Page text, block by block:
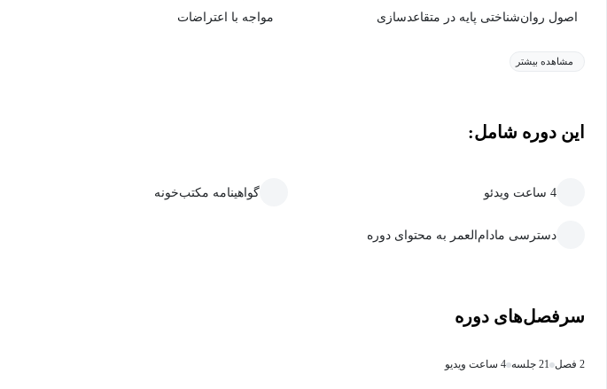
اصول روان‌شناختی پایه در متقاعدسازی
مواجه با اعتراضات
مشاهده بیشتر
این دوره شامل:
4 ساعت ویدئو گواهینامه مکتب‌خونه
دسترسی مادام‌العمر به محتوای دوره
سرفصل‌های دوره
2 فصل 21 جلسه 4 ساعت ویدیو